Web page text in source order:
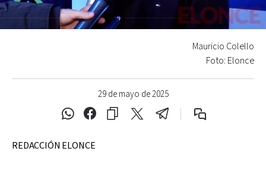
29 de mayo de 2025
Mauricio Colello
Foto: Elonce
REDACCIÓN ELONCE